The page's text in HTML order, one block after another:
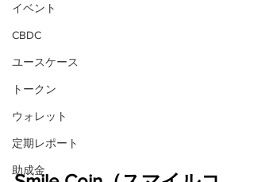
イベント
CBDC
ユースケース
トークン
ウォレット
定期レポート
助成金